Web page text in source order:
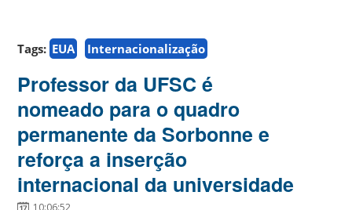
Tags: EUA Internacionalização
Professor da UFSC é
nomeado para o quadro
permanente da Sorbonne e
reforça a inserção
internacional da universidade
10:06:52